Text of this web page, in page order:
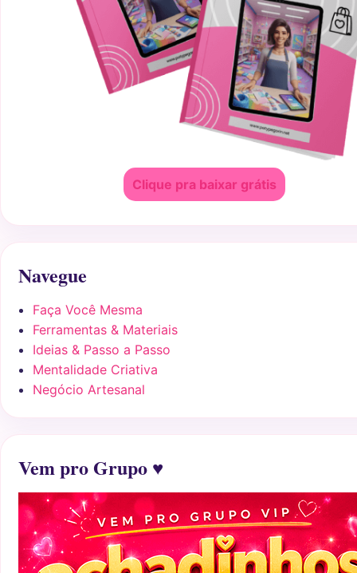
Clique pra baixar grátis
Navegue
Faça Você Mesma
Ferramentas & Materiais
Ideias & Passo a Passo
Mentalidade Criativa
Negócio Artesanal
Vem pro Grupo ♥